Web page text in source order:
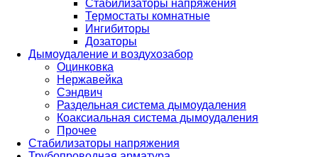
Стабилизаторы напряжения
Термостаты комнатные
Ингибиторы
Дозаторы
Дымоудаление и воздухозабор
Оцинковка
Нержавейка
Сэндвич
Раздельная система дымоудаления
Коаксиальная система дымоудаления
Прочее
Стабилизаторы напряжения